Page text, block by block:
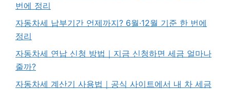
번에 정리
자동차세 납부기간 언제까지? 6월·12월 기준 한 번에
정리
자동차세 연납 신청 방법｜지금 신청하면 세금 얼마나
줄까?
자동차세 계산기 사용법｜공식 사이트에서 내 차 세금